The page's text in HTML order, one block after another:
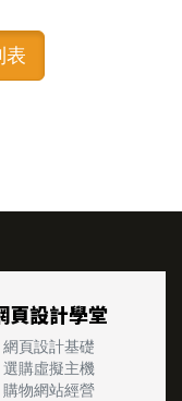
表
頁設計學堂
網頁設計基礎
選購虛擬主機
購物網站經營